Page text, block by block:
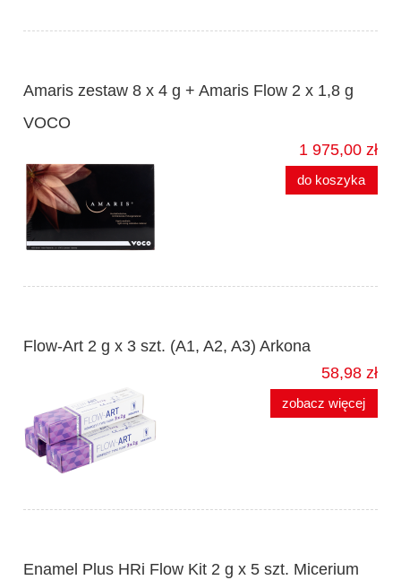
Amaris zestaw 8 x 4 g + Amaris Flow 2 x 1,8 g
VOCO
1 975,00 zł
do koszyka
Flow-Art 2 g x 3 szt. (A1, A2, A3) Arkona
58,98 zł
zobacz więcej
Enamel Plus HRi Flow Kit 2 g x 5 szt. Micerium